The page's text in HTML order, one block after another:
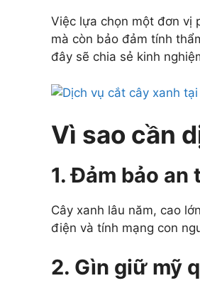
Việc lựa chọn một đơn vị
mà còn bảo đảm tính
đây sẽ chia sẻ kinh
Vì sao cần
1. Đảm bảo
Cây xanh lâu năm, cao
điện và tính mạng con
2. Gìn giữ mỹ